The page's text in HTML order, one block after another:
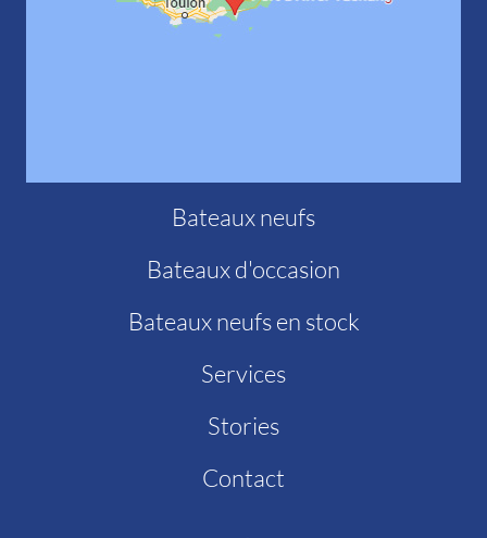
Bateaux neufs
Bateaux d'occasion
Bateaux neufs en stock
Services
Stories
Contact